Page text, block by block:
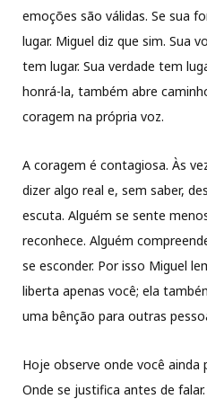
emoções são válidas. Se sua
lugar. Miguel diz que sim. Sua
tem lugar. Sua verdade tem
honrá-la, também abre
coragem na própria voz.
A coragem é contagiosa. Às
dizer algo real e, sem saber,
escuta. Alguém se sente
reconhece. Alguém
se esconder. Por isso Miguel
liberta apenas você; ela
uma bênção para outras
Hoje observe onde você ainda
Onde se justifica antes de